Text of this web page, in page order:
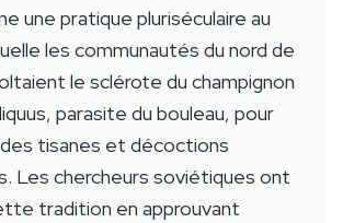
une pratique pluriséculaire au
les communautés du nord de
le sclérote du champignon
parasite du bouleau, pour
tisanes et décoctions
Les chercheurs soviétiques ont
tradition en approuvant